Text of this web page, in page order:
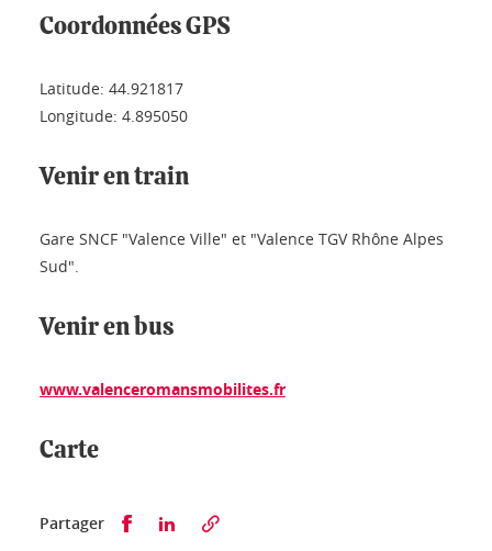
Coordonnées GPS
Latitude: 44.921817
Longitude: 4.895050
Venir en train
Gare SNCF "Valence Ville" et "Valence TGV Rhône Alpes
Sud".
Venir en bus
www.valenceromansmobilites.fr
Carte
Partager Partager sur Facebook
Partager sur LinkedIn